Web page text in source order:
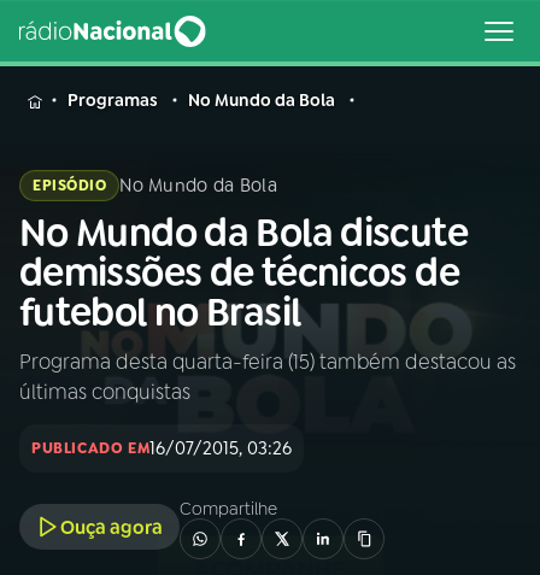
MENU
Buscar
na
Rádio
Nacional
Buscar
AO VIVO
INÍCIO
A RÁDIO
Programas No Mundo da Bola
EPISÓDIO No Mundo da Bola
No Mundo da Bola discute
demissões de técnicos de
futebol no Brasil
Programa desta quarta-feira (15) também destacou as
últimas conquistas
PUBLICADO EM16/07/2015, 03:26
Ouça agora
Compartilhe